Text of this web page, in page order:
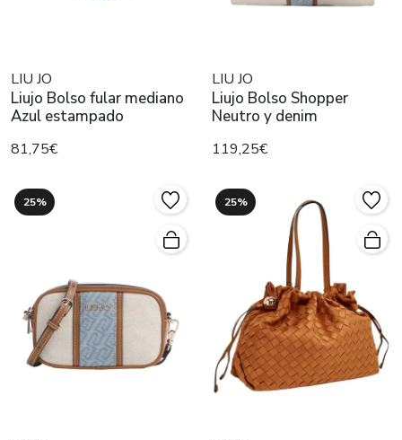
LIU JO
Liujo Bolso fular mediano
Azul estampado
81,75€
LIU JO
Liujo Bolso Shopper
Neutro y denim
119,25€
25% 25%